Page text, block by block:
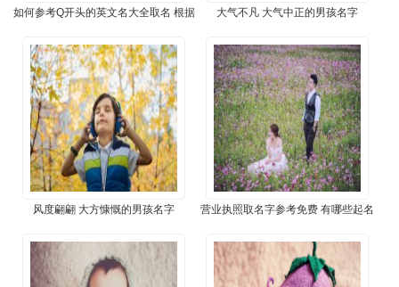
​如何参考Q开头的英文名大全取名 根据
​大气不凡 大气中正的男孩名字
​风度翩翩 大方慷慨的男孩名字
​营业执照取名字参考免费 有哪些起名